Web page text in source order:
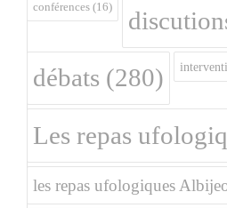
conférences (16)
débats (280)
Les repas
les repas ufologiques